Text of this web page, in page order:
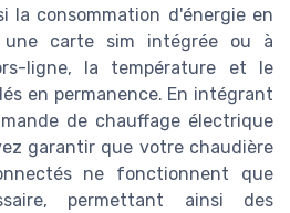
la consommation d'énergie en
une carte sim intégrée ou à
ligne, la température et le
en permanence. En intégrant
de chauffage électrique
garantir que votre chaudière
ne fonctionnent que
permettant ainsi des